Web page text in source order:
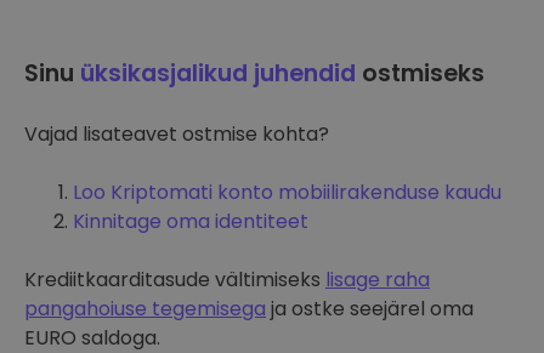
Sinu üksikasjalikud juhendid ostmiseks
Vajad lisateavet ostmise kohta?
Loo Kriptomati konto mobiilirakenduse kaudu
Kinnitage oma identiteet
Krediitkaarditasude vältimiseks lisage raha
pangahoiuse tegemisega ja ostke seejärel oma
EURO saldoga.